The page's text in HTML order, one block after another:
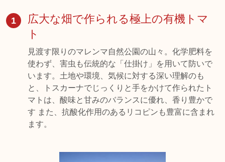
1
広大な畑で作られる極上の有機トマ
ト
見渡す限りのマレンマ自然公園の山々。化学肥料を
使わず、害虫も伝統的な「仕掛け」を用いて防いで
います。土地や環境、気候に対する深い理解のも
と、トスカーナでじっくりと手をかけて作られたト
マトは、酸味と甘みのバランスに優れ、香り豊かで
す また、抗酸化作用のあるリコピンも豊富に含まれ
ます。